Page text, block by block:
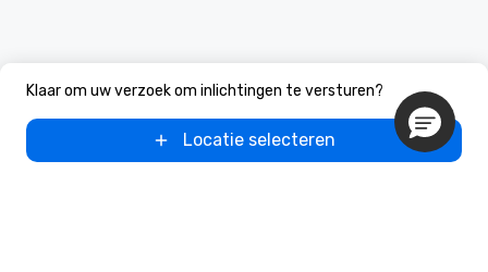
Klaar om uw verzoek om inlichtingen te versturen?
Locatie selecteren